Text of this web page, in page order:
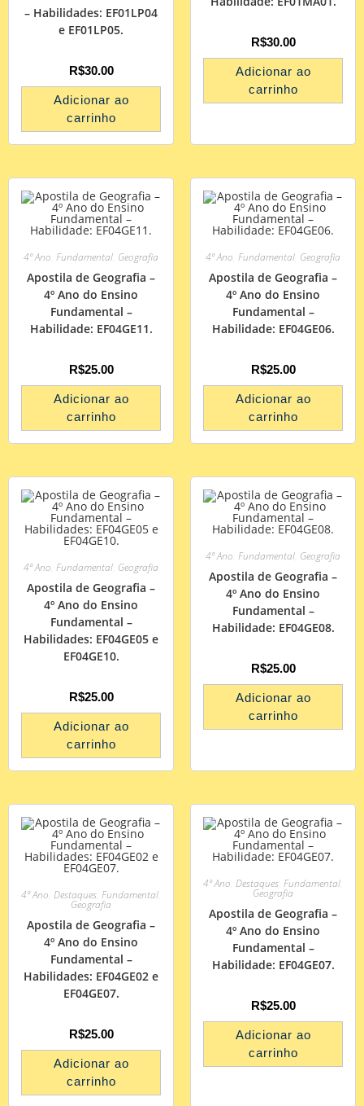
– Habilidades: EF01LP04
e EF01LP05.
R$30.00
Adicionar ao
carrinho
R$30.00
Adicionar ao
carrinho
4º Ano, Fundamental, Geografia
Apostila de Geografia –
4º Ano do Ensino
Fundamental –
Habilidade: EF04GE11.
R$25.00
Adicionar ao
carrinho
4º Ano, Fundamental, Geografia
Apostila de Geografia –
4º Ano do Ensino
Fundamental –
Habilidade: EF04GE06.
R$25.00
Adicionar ao
carrinho
4º Ano, Fundamental, Geografia
Apostila de Geografia –
4º Ano do Ensino
Fundamental –
Habilidades: EF04GE05 e
EF04GE10.
R$25.00
Adicionar ao
carrinho
4º Ano, Fundamental, Geografia
Apostila de Geografia –
4º Ano do Ensino
Fundamental –
Habilidade: EF04GE08.
R$25.00
Adicionar ao
carrinho
4º Ano, Destaques, Fundamental,
Geografia
Apostila de Geografia –
4º Ano do Ensino
Fundamental –
Habilidades: EF04GE02 e
EF04GE07.
R$25.00
Adicionar ao
carrinho
4º Ano, Destaques, Fundamental,
Geografia
Apostila de Geografia –
4º Ano do Ensino
Fundamental –
Habilidade: EF04GE07.
R$25.00
Adicionar ao
carrinho